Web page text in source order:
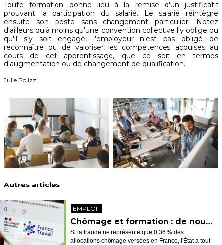
Toute formation donne lieu à la remise d'un justificatif
prouvant la participation du salarié. Le salarié réintègre
ensuite son poste sans changement particulier. Notez
d'ailleurs qu'à moins qu'une convention collective l'y oblige ou
qu'il s'y soit engagé, l'employeur n'est pas obligé de
reconnaître ou de valoriser les compétences acquises au
cours de cet apprentissage, que ce soit en termes
d'augmentation ou de changement de qualification.
Julie Polizzi
Autres articles
EMPLOI
Chômage et formation : de nouvelles sanctions en cas de fraude
Si la fraude ne représente que 0,36 % des
allocations chômage versées en France, l'État a tout